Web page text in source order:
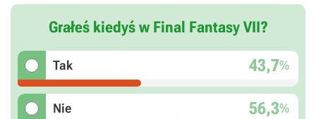
Grałeś kiedyś w Final Fantasy VII?
Tak 43,7%
Nie 56,3%